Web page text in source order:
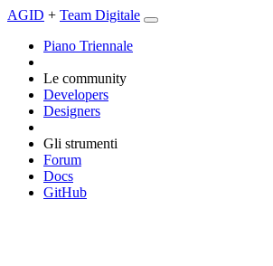
AGID + Team Digitale
Piano Triennale
Le community
Developers
Designers
Gli strumenti
Forum
Docs
GitHub